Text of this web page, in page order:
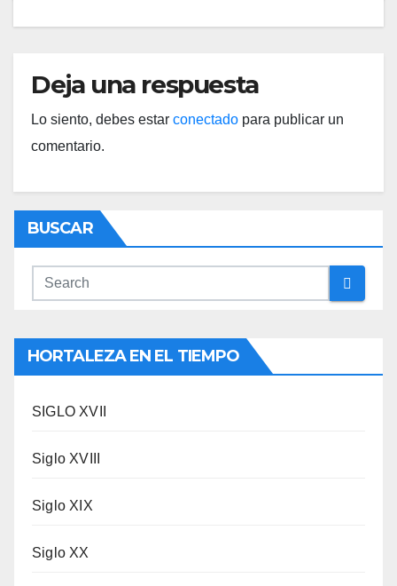
Deja una respuesta
Lo siento, debes estar conectado para publicar un
comentario.
BUSCAR
HORTALEZA EN EL TIEMPO
SIGLO XVII
Siglo XVIII
Siglo XIX
Siglo XX